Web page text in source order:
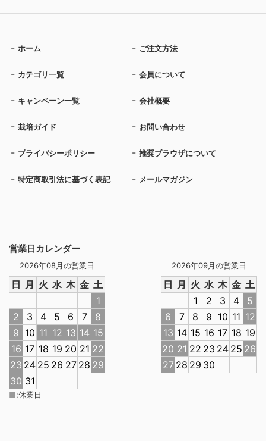
営業日カレンダー
2026年08月の営業日
日 月 火 水 木 金 土
1
2
3 4 5 6 7
8
9 10 11 12 13 14 15
16 17 18 19 20 21 22
23 24 25 26 27 28 29
30 31
2026年09月の営業日
日 月 火 水 木 金 土
1
2 3 4
5
6
7 8 9 10 11 12
13 14 15 16 17 18 19
20 21 22 23 24 25 26
27 28 29 30
■:休業日
ホーム ご注文方法
カテゴリ一覧 会員について
キャンペーン一覧 会社概要
栽培ガイド お問い合わせ
プライバシーポリシー 推奨ブラウザについて
特定商取引法に基づく表記 メールマガジン